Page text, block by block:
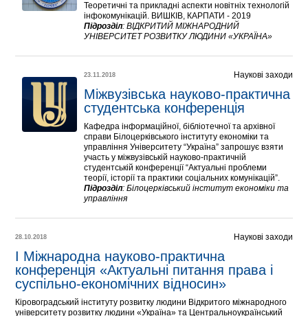
Теоретичні та прикладні аспекти новітніх технологій
інфокомунікацій. ВИШКІВ, КАРПАТИ - 2019
Підрозділ:ВІДКРИТИЙ МІЖНАРОДНИЙ
УНІВЕРСИТЕТ РОЗВИТКУ ЛЮДИНИ «УКРАЇНА»
Наукові заходи
23.11.2018
Міжвузівська науково-практична
студентська конференція
Кафедра інформаційної, бібліотечної та архівної
справи Білоцерківського інституту економіки та
управління Університету “Україна” запрошує взяти
участь у міжвузівській науково-практичній
студентській конференції “Актуальні проблеми
теорії, історії та практики соціальних комунікацій”.
Підрозділ:Білоцерківський інститут економіки та
управління
Наукові заходи
28.10.2018
І Міжнародна науково-практична
конференція «Актуальні питання права і
суспільно-економічних відносин»
Кіровоградський інституту розвитку людини Відкритого міжнародного
університету розвитку людини «Україна» та Центральноукраїнський